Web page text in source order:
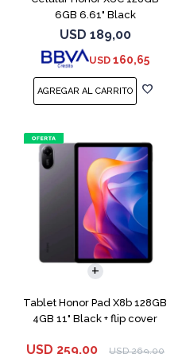
6GB 6.61" Black
USD 189,00
USD 160,65
Tablet Honor Pad X8b 128GB
4GB 11" Black + flip cover
USD 259,00 USD 269,00